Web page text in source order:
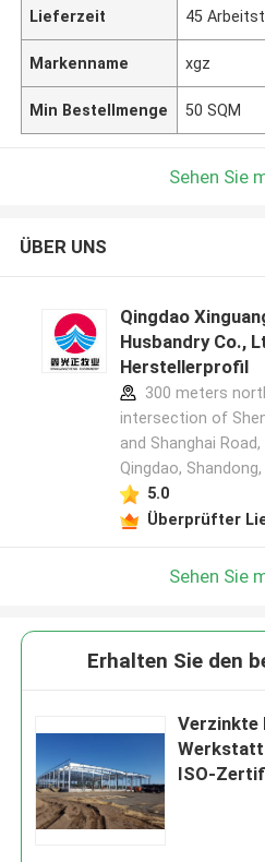
Lieferzeit 45
Markenname xgz
Min Bestellmenge 50 SQM
Sehen Sie
ÜBER UNS
Qingdao
Husbandry Co., Ltd
Herstellerprofil
300 meters
intersection of
and Shanghai Road,
Qingdao, Shandong,
5.0
Überprüfter
Sehen Sie
Erhalten Sie den
Verzinkte
ISO-